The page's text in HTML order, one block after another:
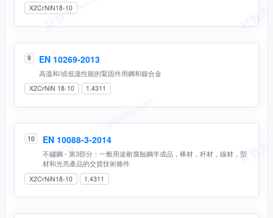
X2CrNiN18-10
9 EN 10269-2013
高溫和/或低溫性能的緊固件用鋼和鎳合金
X2CrNiN 18-10 1.4311
10 EN 10088-3-2014
不鏽鋼 - 第3部分：一般用途耐腐蝕鋼半成品，棒材，杆材，線材，型
材和光亮產品的交貨技術條件
X2CrNiN18-10 1.4311